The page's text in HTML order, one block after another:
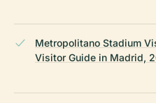
Metropolitano Stadium
Visitor Guide in Madrid,